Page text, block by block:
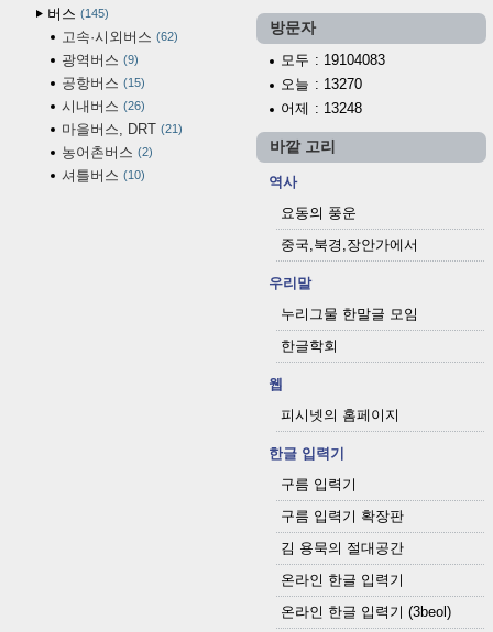
버스 145
고속·시외버스 62
광역버스 9
공항버스 15
시내버스 26
마을버스, DRT 21
농어촌버스 2
셔틀버스 10
방문자
모두 : 19104083
오늘 : 13270
어제 : 13248
바깥 고리
역사
요동의 풍운
중국,북경,장안가에서
우리말
누리그물 한말글 모임
한글학회
웹
피시넷의 홈페이지
한글 입력기
구름 입력기
구름 입력기 확장판
김 용묵의 절대공간
온라인 한글 입력기
온라인 한글 입력기 (3beol)